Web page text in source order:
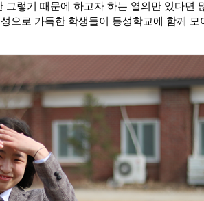
렇기 때문에 하고자 하는 열의만 있다면
으로 가득한 학생들이 동성학교에 함께 모